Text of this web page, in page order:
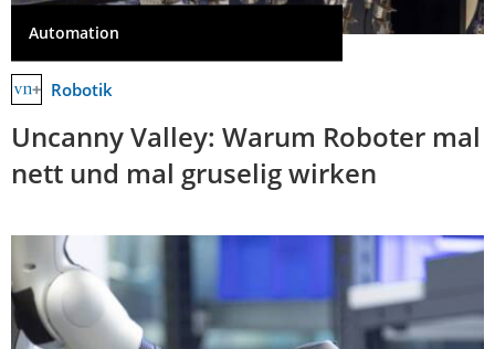
Automation
Robotik
Uncanny Valley: Warum Roboter mal
nett und mal gruselig wirken